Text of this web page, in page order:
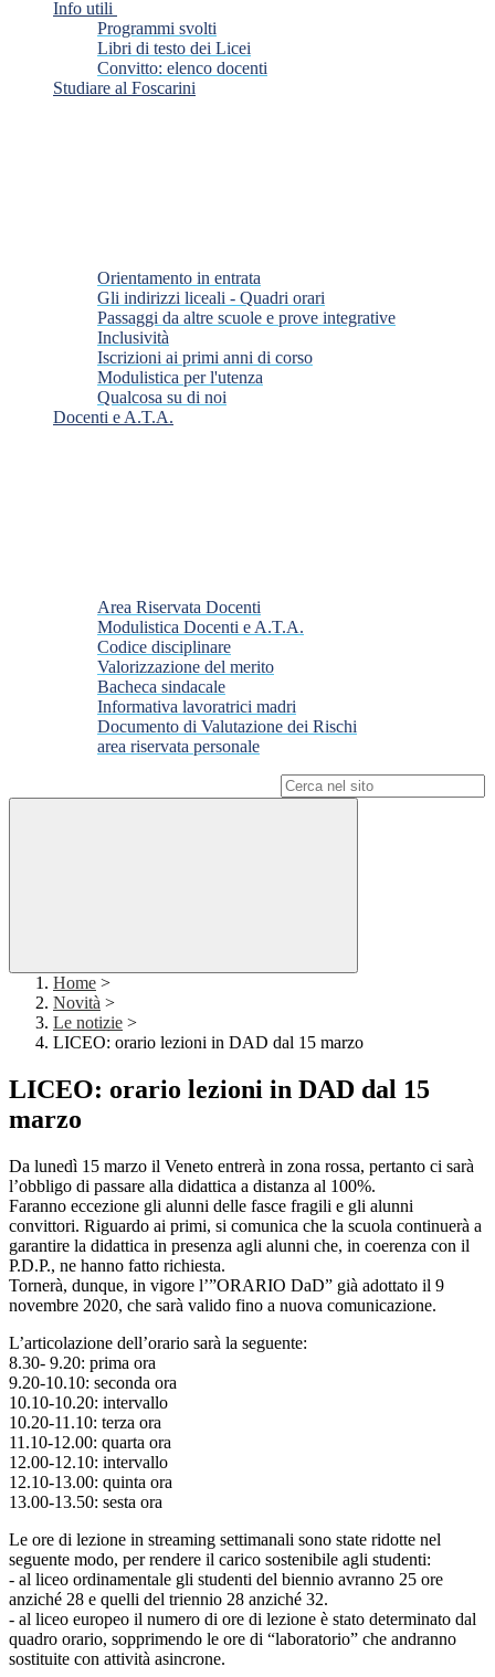
Info utili
Programmi svolti
Libri di testo dei Licei
Convitto: elenco docenti
Studiare al Foscarini
Orientamento in entrata
Gli indirizzi liceali - Quadri orari
Passaggi da altre scuole e prove integrative
Inclusività
Iscrizioni ai primi anni di corso
Modulistica per l'utenza
Qualcosa su di noi
Docenti e A.T.A.
Area Riservata Docenti
Modulistica Docenti e A.T.A.
Codice disciplinare
Valorizzazione del merito
Bacheca sindacale
Informativa lavoratrici madri
Documento di Valutazione dei Rischi
area riservata personale
Home >
Novità >
Le notizie >
LICEO: orario lezioni in DAD dal 15 marzo
LICEO: orario lezioni in DAD dal 15
marzo
Da lunedì 15 marzo il Veneto entrerà in zona rossa, pertanto ci sarà
l’obbligo di passare alla didattica a distanza al 100%.
Faranno eccezione gli alunni delle fasce fragili e gli alunni
convittori. Riguardo ai primi, si comunica che la scuola continuerà a
garantire la didattica in presenza agli alunni che, in coerenza con il
P.D.P., ne hanno fatto richiesta.
Tornerà, dunque, in vigore l’”ORARIO DaD” già adottato il 9
novembre 2020, che sarà valido fino a nuova comunicazione.
L’articolazione dell’orario sarà la seguente:
8.30- 9.20: prima ora
9.20-10.10: seconda ora
10.10-10.20: intervallo
10.20-11.10: terza ora
11.10-12.00: quarta ora
12.00-12.10: intervallo
12.10-13.00: quinta ora
13.00-13.50: sesta ora
Le ore di lezione in streaming settimanali sono state ridotte nel
seguente modo, per rendere il carico sostenibile agli studenti:
- al liceo ordinamentale gli studenti del biennio avranno 25 ore
anziché 28 e quelli del triennio 28 anziché 32.
- al liceo europeo il numero di ore di lezione è stato determinato dal
quadro orario, sopprimendo le ore di “laboratorio” che andranno
sostituite con attività asincrone.